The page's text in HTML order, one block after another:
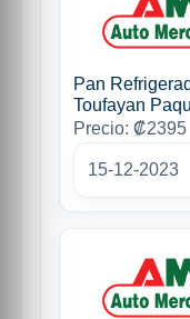
Pan
Toufayan
Precio: ₡2395
15-12-2023